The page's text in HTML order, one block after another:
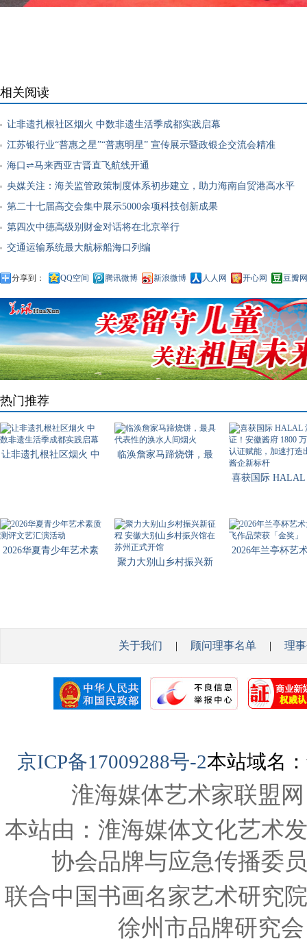
相关阅读
让非遗扎根社区烟火 中数非遗生活季成都实践启幕
江苏银行业“普惠之星”“普惠明星” 宣传展示暨政银企交流会精准
海口⇌马来西亚古晋直飞航线开通
央媒关注：海关监管政策制度体系初步建立，助力海南自贸港高水平
第二十七届高交会集中展示5000余项科技创新成果
第四次中德高级别财金对话将在北京举行
交通运输系统最大航标船海口列编
分享到： QQ空间 腾讯微博 新浪微博 人人网 开心网 豆瓣网
热门推荐
让非遗扎根社区烟火 中
临涣詹家马蹄烧饼，最
喜获国际 HALAL
2026华夏青少年艺术素
聚力大别山乡村振兴新
2026年兰亭杯艺
关于我们 | 顾问理事名单 | 理
京ICP备17009288号-2本站域名
淮海媒体艺术家联盟
本站由：淮海媒体文化艺术
协会品牌与应急传播委
联合中国书画名家艺术研究
徐州市品牌研究